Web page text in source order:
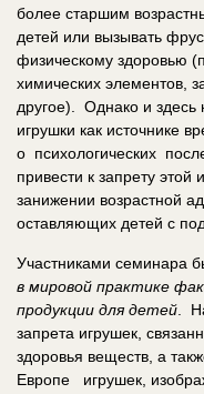
более старшим
детей или вызывать
физическому здоровью
химических элементов,
другое). Однако и
игрушки как источнике
о психологических
привести к запрету
занижении возрастной
оставляющих детей с
Участниками семинара
в мировой практике
продукции для детей .
запрета игрушек,
здоровья веществ, а
Европе игрушек,